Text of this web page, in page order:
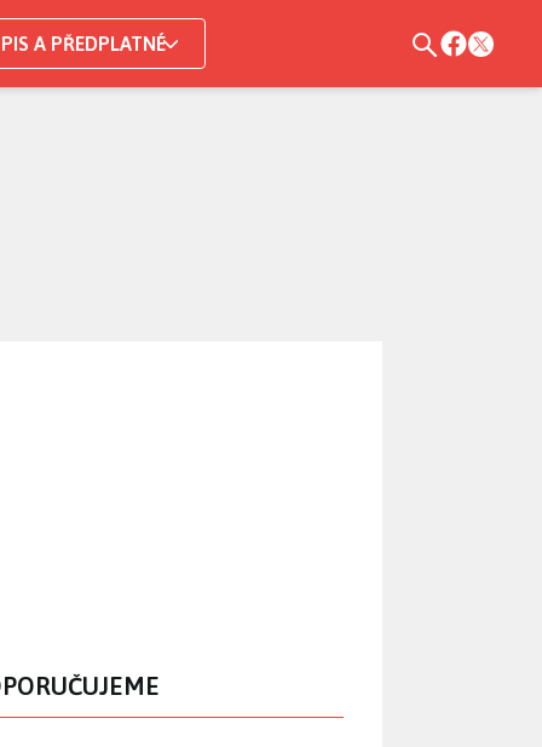
A PŘEDPLATNÉ